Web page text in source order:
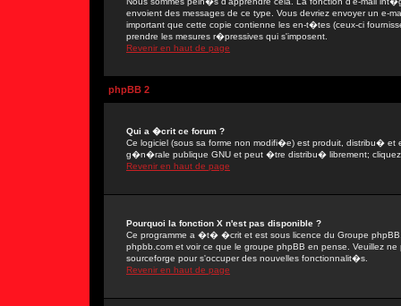
envoient des messages de ce type. Vous devriez envoyer un e-
important que cette copie contienne les en-t�tes (ceux-ci
prendre les mesures r�pressives qui s'imposent.
Revenir en haut de page
phpBB 2
Qui a �crit ce forum ?
Ce logiciel (sous sa forme non modifi�e) est produit, distribu� et
g�n�rale publique GNU et peut �tre distribu� librement;
Revenir en haut de page
Pourquoi la fonction X n'est pas disponible ?
Ce programme a �t� �crit et est sous licence du Groupe
phpbb.com et voir ce que le groupe phpBB en pense. Veuillez
sourceforge pour s'occuper des nouvelles fonctionnalit�s.
Revenir en haut de page